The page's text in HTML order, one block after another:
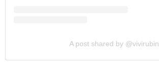
A post shared by @vivirubin